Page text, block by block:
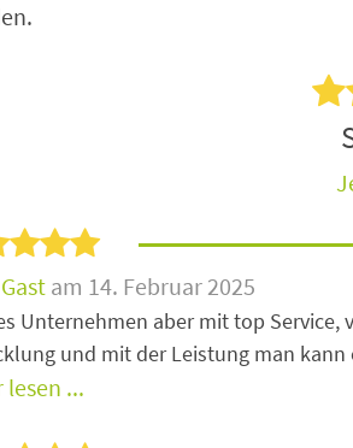
Gast am 14. Februar 2025
Unternehmen aber mit top
und mit der Leistung man kann
lesen ...